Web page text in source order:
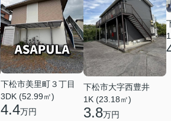
下松市美里町３丁目
3DK (52.99㎡)
4.4万円
下松市大字西豊井
1K (23.18㎡)
3.8万円